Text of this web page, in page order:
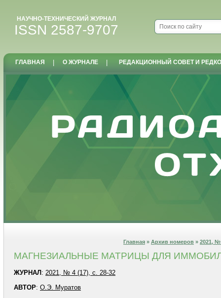
НАУЧНО-ТЕХНИЧЕСКИЙ ЖУРНАЛ
ISSN 2587-9707
ГЛАВНАЯ О ЖУРНАЛЕ РЕДАКЦИОННЫЙ СОВЕТ И
Главная » Архив номеров » 2021, №
МАГНЕЗИАЛЬНЫЕ МАТРИЦЫ ДЛЯ
ЖУРНАЛ : 2021, № 4 (17), с. 28-32
АВТОР: О.Э. Муратов